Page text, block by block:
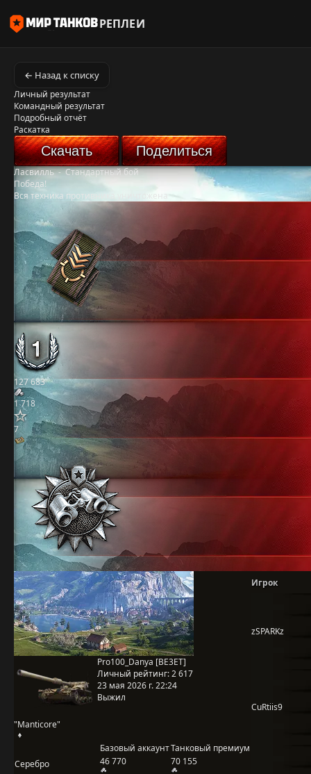
РЕПЛЕИ
← Назад к списку
Личный результат
Командный результат
Подробный отчёт
Раскатка
Скачать Поделиться
Ласвилль-Стандартный бой
Победа!
Вся техника противника уничтожена
127 683
1 718
7
"Manticore"
Pro100_Danya [BE3ET]
Личный рейтинг:2 617
23 мая 2026 г. 22:24
Выжил
Базовый аккаунтТанковый премиум
Серебро
46 770 70 155
Игрок
zSPARKz
CuRtiis9